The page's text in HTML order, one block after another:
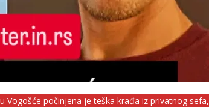
Vogošće počinjena je teška krađa iz privatnog sefa,